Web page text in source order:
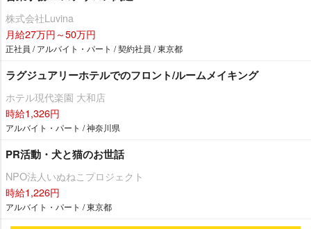
株式会社Luvina
月給27万円～50万円
正社員 / アルバイト・パート / 契約社員 / 東京都
ラグジュアリーホテルでのフロント/ルームメイキング
ホテル現代楽園 大和店
時給1,326円
アルバイト・パート / 神奈川県
PR活動・犬と猫のお世話
NPO法人いぬねこプロジェクト
時給1,226円
アルバイト・パート / 東京都